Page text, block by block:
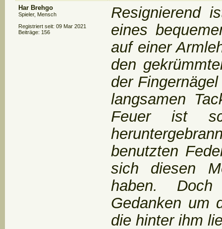
Har Brehgo
Spieler, Mensch
Registriert seit: 09 Mar 2021
Beiträge: 156
Resignierend
eines
auf einer
den
der
langsamen
Feuer ist
benutzten
sich diesen
haben.
Gedanken um
die hinter ihm